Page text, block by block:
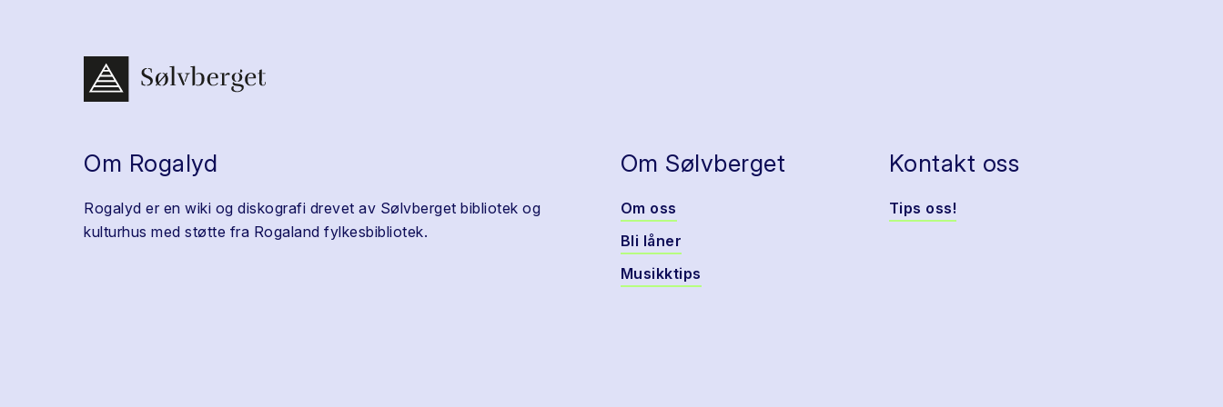
Om Rogalyd
Rogalyd er en wiki og diskografi drevet av Sølvberget bibliotek og
kulturhus med støtte fra Rogaland fylkesbibliotek.
Om Sølvberget
Om oss
Bli låner
Musikktips
Kontakt oss
Tips oss!